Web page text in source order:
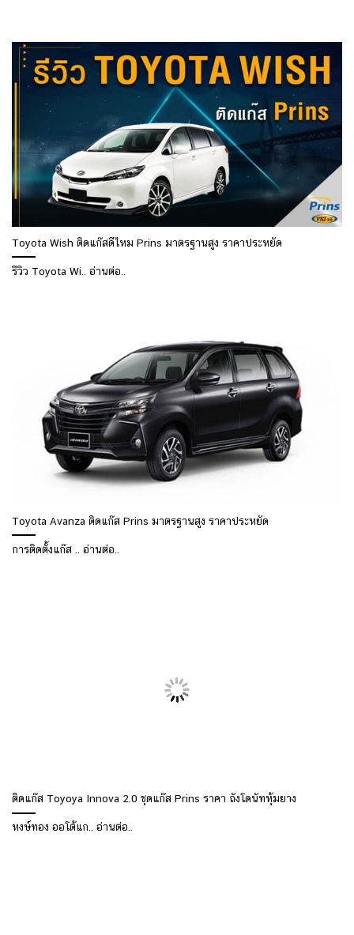
Toyota Wish ติดแก๊สดีไหม Prins มาตรฐานสูง ราคาประหยัด
รีวิว Toyota Wi.. อ่านต่อ..
Toyota Avanza ติดแก๊ส Prins มาตรฐานสูง ราคาประหยัด
การติดตั้งแก๊ส .. อ่านต่อ..
ติดแก๊ส Toyoya Innova 2.0 ชุดแก๊ส Prins ราคา ถังโดนัทหุ้มยาง
หงษ์ทอง ออโต้แก.. อ่านต่อ..